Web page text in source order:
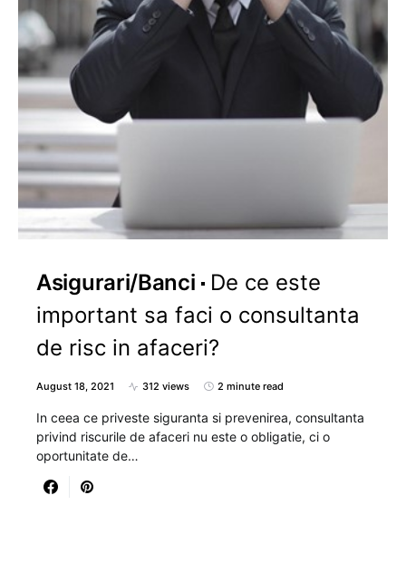
Asigurari/Banci
De ce este
important sa faci o consultanta
de risc in afaceri?
August 18, 2021 312 views 2 minute read
In ceea ce priveste siguranta si prevenirea, consultanta
privind riscurile de afaceri nu este o obligatie, ci o
oportunitate de…